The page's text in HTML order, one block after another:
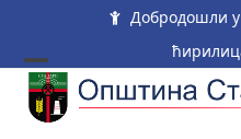
content
Добродошли
Open
mobile
Close
mobile